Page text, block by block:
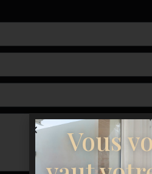
Vous